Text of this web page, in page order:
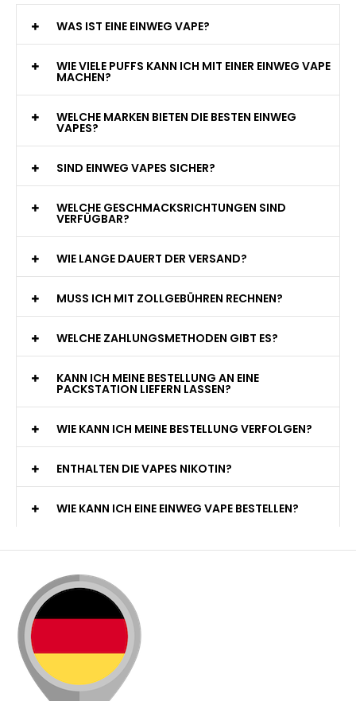
WAS IST EINE EINWEG VAPE?
WIE VIELE PUFFS KANN ICH MIT EINER EINWEG VAPE
MACHEN?
WELCHE MARKEN BIETEN DIE BESTEN EINWEG
VAPES?
SIND EINWEG VAPES SICHER?
WELCHE GESCHMACKSRICHTUNGEN SIND
VERFÜGBAR?
WIE LANGE DAUERT DER VERSAND?
MUSS ICH MIT ZOLLGEBÜHREN RECHNEN?
WELCHE ZAHLUNGSMETHODEN GIBT ES?
KANN ICH MEINE BESTELLUNG AN EINE
PACKSTATION LIEFERN LASSEN?
WIE KANN ICH MEINE BESTELLUNG VERFOLGEN?
ENTHALTEN DIE VAPES NIKOTIN?
WIE KANN ICH EINE EINWEG VAPE BESTELLEN?